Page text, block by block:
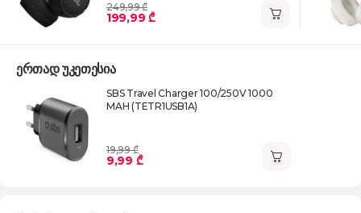
249,99 ₾
199,99 ₾
ერთად უკეთესია
SBS Travel Charger 100/250V 1000
MAH (TETR1USB1A)
19,99 ₾
9,99 ₾